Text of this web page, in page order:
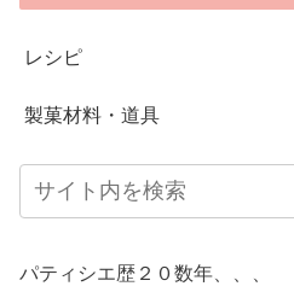
レシピ
製菓材料・道具
パティシエ歴２０数年、、、